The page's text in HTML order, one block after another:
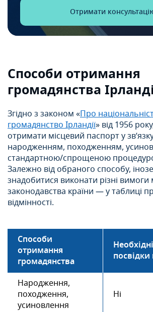
Способи отримання
громадянства
Згідно з законом «Про
громадянство Ірландії» від 1956
отримати місцевий паспорт у
народженням, походженням,
стандартною/спрощеною
Залежно від обраного способу,
знадобитися виконати різні вимоги
законодавства країни — у таблиці
відмінності.
Способи
отримання
громадянства
Народження,
походження,
усиновлення
Ні